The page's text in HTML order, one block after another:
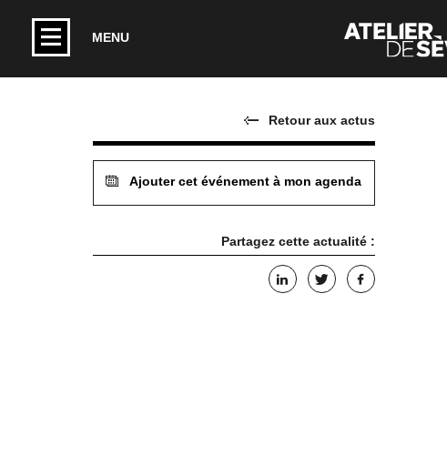
MENU
Retour aux actus
Ajouter cet événement à mon agenda
Partagez cette actualité :